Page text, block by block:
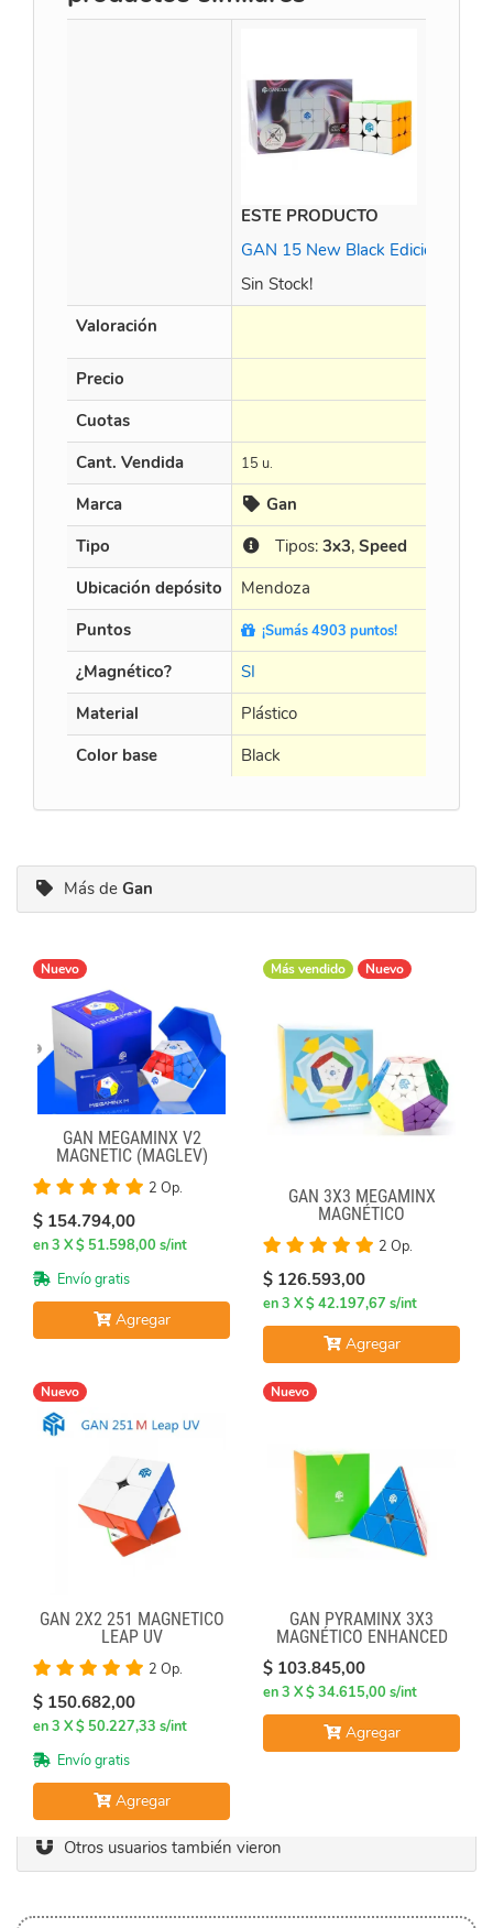
ESTE PRODUCTO
GAN 15 New Black Edicion UV
Sin Stock!
Valoración
Precio
Cuotas
Cant. Vendida
15 u.
Marca
Gan
Tipo
Tipos: 3x3, Speed
Ubicación depósito
Mendoza
Puntos
¡Sumás 4903 puntos!
¿Magnético? SI
Material
Plástico
Color base
Black
Más de Gan
Nuevo
GAN MEGAMINX V2
MAGNETIC (MAGLEV)
2 Op.
$ 154.794,00
en 3 X $ 51.598,00 s/int
Envío gratis
Agregar
Más vendido Nuevo
GAN 3X3 MEGAMINX
MAGNÉTICO
2 Op.
$ 126.593,00
en 3 X $ 42.197,67 s/int
Agregar
Nuevo
GAN 2X2 251 MAGNÉTICO
LEAP UV
2 Op.
$ 150.682,00
en 3 X $ 50.227,33 s/int
Envío gratis
Agregar
Nuevo
GAN PYRAMINX 3X3
MAGNÉTICO ENHANCED
$ 103.845,00
en 3 X $ 34.615,00 s/int
Agregar
Otros usuarios también vieron